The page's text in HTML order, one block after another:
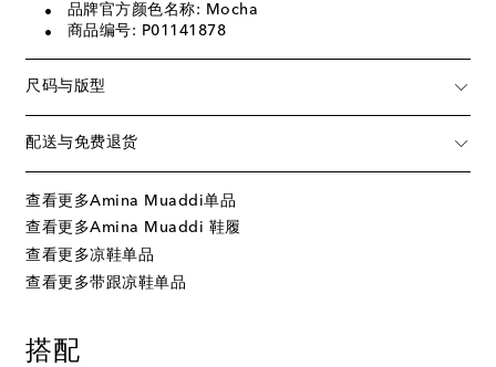
品牌官方颜色名称: Mocha
商品编号: P01141878
尺码与版型
配送与免费退货
查看更多Amina Muaddi单品
查看更多Amina Muaddi 鞋履
查看更多凉鞋单品
查看更多带跟凉鞋单品
搭配